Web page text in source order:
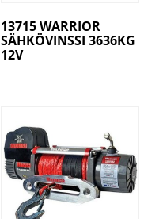
13715 WARRIOR
SÄHKÖVINSSI 3636KG
12V